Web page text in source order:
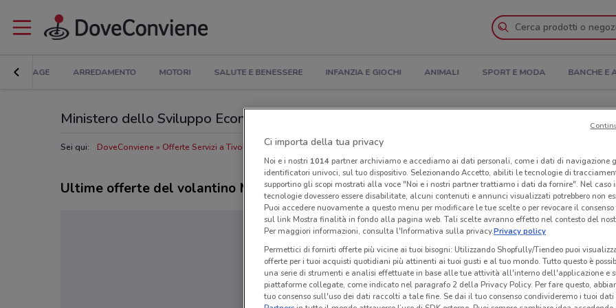
BRICOLAGE ARREDAMENTO MOTORI SALUTE E BENESSERE INFANZIA E GIOCHI ANIMALI SPORT E MODA BANCHE E
Ministero dello Sviluppo Economico Tivoli: Volantino, Orari di apertura e Indirizzi
Sei qui: DoveConviene Offerte Servizi a Tivoli Negozi Ministero dello Sviluppo Economico a Tivoli
Ultime offerte del volantino Ministero dello Sviluppo Economico
a
Ci importa della tua privacy
Noi e i nostri 1014partner archiviamo e accediamo ai dati personali, come i dati di navigazione
identificatori univoci, sul tuo dispositivo. Selezionando Accetto, abiliti le tecnologie di
supportino gli scopi mostrati alla voce "Noi e i nostri partner trattiamo i dati da fornire". Nel caso
tecnologie dovessero essere disabilitate, alcuni contenuti e annunci visualizzati potrebbero non
Puoi accedere nuovamente a questo menu per modificare le tue scelte o per revocare il
sul link Mostra finalità in fondo alla pagina web. Tali scelte avranno effetto nel contesto del
Per maggiori informazioni, consulta l'Informativa sulla privacy.Privacy policy
Permettici di fornirti offerte più vicine ai tuoi bisogni: Utilizzando Shopfully/Tiendeo puoi
offerte per i tuoi acquisti quotidiani più attinenti ai tuoi gusti e al tuo mondo. Tutto questo è
una serie di strumenti e analisi effettuate in base alle tue attività all'interno dell'applicazione e
piattaforme collegate, come indicato nel paragrafo 2 della Privacy Policy. Per fare questo,
tuo consenso sull'uso dei dati raccolti a tale fine. Se dai il tuo consenso condivideremo i tuoi dati